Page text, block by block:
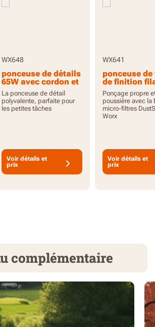
WX648
ponceuse de détails
65W avec cordon et
accessoires
La ponceuse de détail
polyvalente, parfaite pour
les petites tâches
Voir détails et
prix
WX641
ponceuse
de finition
250W
Ponçage propre
poussière avec la
micro-filtres
Worx
Voir détails et
prix
complémentaire